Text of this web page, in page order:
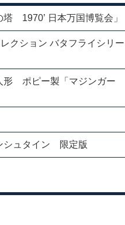
塔 1970’ 日本万国博覧会」
クション バタフライシリー
形 ポピー製「マジンガー
シュタイン 限定版